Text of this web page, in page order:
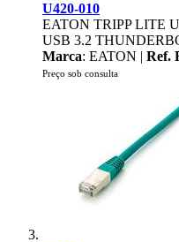
U420-010
EATON TRIPP LITE
USB 3.2
Marca: EATON | Ref.
Preço sob consulta